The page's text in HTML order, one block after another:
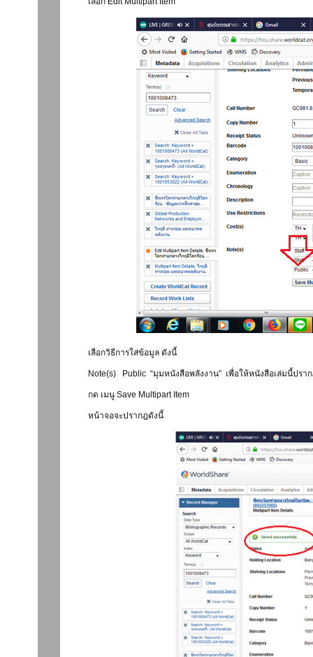
เลือกวิธีการใส่ข้อมูล ดังนี้
Note(s) Public “มุมหนังสือพลังงาน” เพื่อให้หนังสือเล่มนี้ปร
กด เมนู Save Multipart Item
หน้าจอจะปรากฎดังนี้